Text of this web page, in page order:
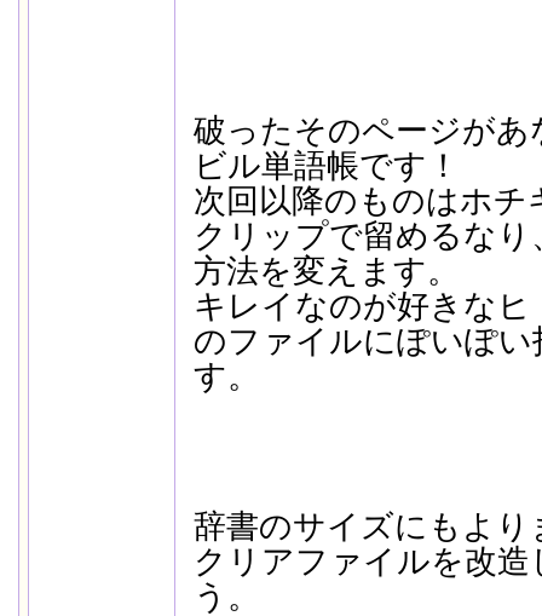
破ったそのページが
ビル単語帳です！
次回以降のものはホ
クリップで留めるな
方法を変えます。
キレイなのが好きな
のファイルにぽいぽ
す。
辞書のサイズにもより
クリアファイルを改
う。